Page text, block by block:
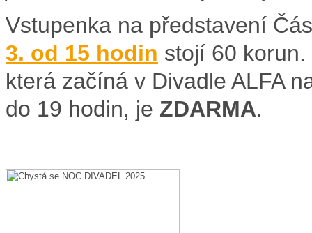
Vstupenka na představení
3. od 15 hodin stojí 60 korun.
která začíná v Divadle ALFA
do 19 hodin, je ZDARMA.